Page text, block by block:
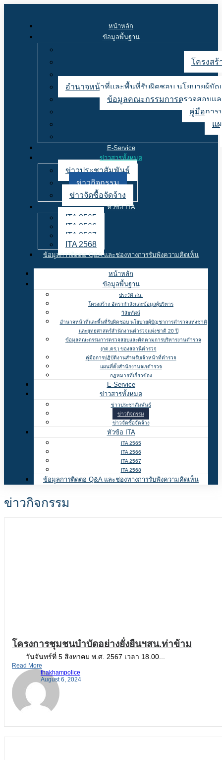
หน้าหลัก
ข้อมูลพื้นฐาน
โครงสร้
อำนาจหน้าที่และพื้นที่รับผิดชอบ นโยบายผู้บั
ข้อมูลคณะกรรมการตรวจสอบแล
คู่มือการ
แ
E-Service
ข่าวสารทั้งหมด
ข่าวประชาสัมพันธ์
ข่าวกิจกรรม
ข่าวจัดซื้อจัดจ้าง
หัวข้อ ITA
ITA 2565
ITA 2566
ITA 2567
ITA 2568
ข้อมูลการติดต่อ Q&A และช่องทางการรับฟังความคิดเห็น
หน้าหลัก
ข้อมูลพื้นฐาน
ประวัติ สน.
โครงสร้าง อัตรากำลังและข้อมูลผู้บริหาร
วิสัยทัศน์
อำนาจหน้าที่และพื้นที่รับผิดชอบ นโยบายผู้บัญชาการตำรวจแห่งชาติ
และยุทธศาสตร์สำนักงานตำรวจแห่งชาติ 20 ปี
ข้อมูลคณะกรรมการตรวจสอบและติดตามการบริหารงานตำรวจ
(กต.ตร.) ของสถานีตำรวจ
คู่มือการปฏิบัติงานสำหรับเจ้าหน้าที่ตำรวจ
แผนที่ตั้งสำนักงานจเรตำรวจ
กฏหมายที่เกี่ยวข้อง
E-Service
ข่าวสารทั้งหมด
ข่าวประชาสัมพันธ์
ข่าวกิจกรรม
ข่าวจัดซื้อจัดจ้าง
หัวข้อ ITA
ITA 2565
ITA 2566
ITA 2567
ITA 2568
ข้อมูลการติดต่อ Q&A และช่องทางการรับฟังความคิดเห็น
ข่าวกิจกรรม
โครงการชุมชนบำบัดอย่างยั่งยืนฯสน.ท่าข้าม
วันจันทร์ที่ 5 สิงหาคม พ.ศ. 2567 เวลา 18.00...
Read More
thakhampolice
August 6, 2024